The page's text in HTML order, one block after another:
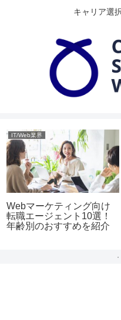
キャリア選
IT/Web業界
Webマーケティング向け
転職エージェント10選！
年齢別のおすすめを紹介